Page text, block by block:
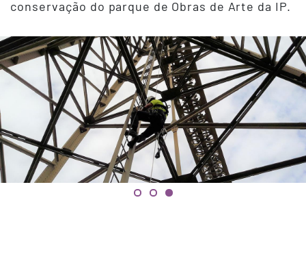
conservação do parque de Obras de Arte da IP.